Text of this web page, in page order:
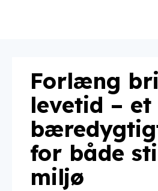
Forlæng
levetid – et
for både
miljø